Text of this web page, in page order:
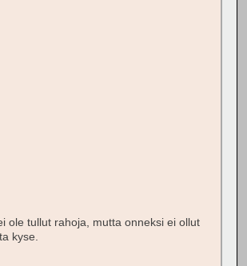
ole tullut rahoja, mutta onneksi ei ollut
kyse.